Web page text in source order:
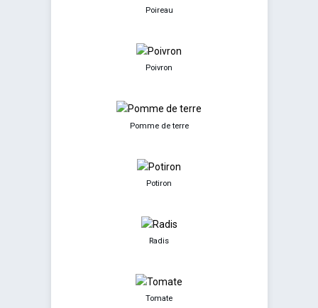
Poireau
Poivron
Pomme de terre
Potiron
Radis
Tomate